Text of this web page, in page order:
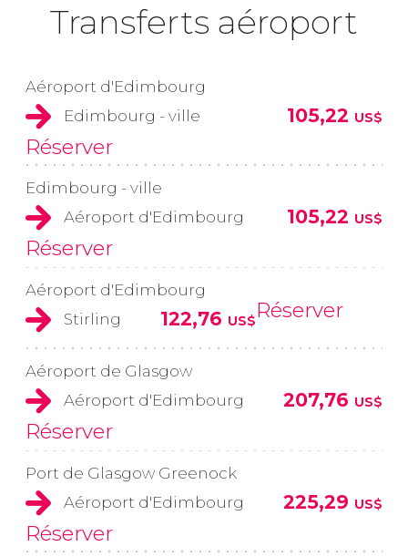
Transferts aéroport
Aéroport d'Edimbourg
Edimbourg - ville
105,22 US$
Réserver
Edimbourg - ville
Aéroport d'Edimbourg
105,22 US$
Réserver
Aéroport d'Edimbourg
Stirling
122,76 US$Réserver
Aéroport de Glasgow
Aéroport d'Edimbourg
207,76 US$
Réserver
Port de Glasgow Greenock
Aéroport d'Edimbourg
225,29 US$
Réserver